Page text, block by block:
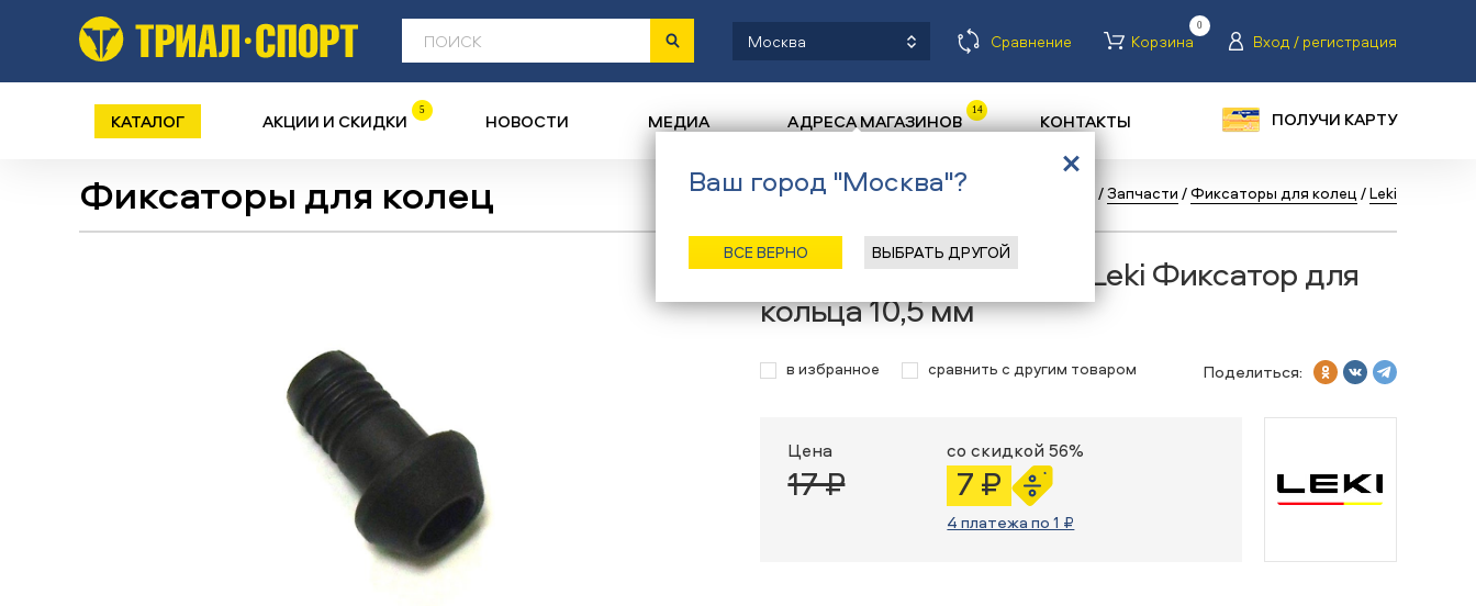
Москва Сравнение Корзина
0
Вход / регистрация
КАТАЛОГ АКЦИИ И СКИДКИ 5 НОВОСТИ МЕДИА АДРЕСА МАГАЗИНОВ 14 КОНТАКТЫ ПОЛУЧИ КАРТУ
Фиксаторы для колец Назад /Главная/Каталог /Запчасти /Фиксаторы для колец /Leki
Фиксаторы для колец Leki Фиксатор для
кольца 10,5 мм
в избранное сравнить с другим товаром Поделиться:
Цена
17 ₽
со скидкой 56%
7 ₽
4 платежа по 1 ₽
Ваш город "Москва"?
ВСЕ ВЕРНО ВЫБРАТЬ ДРУГОЙ